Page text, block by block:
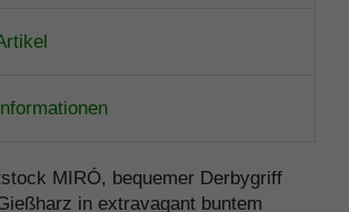
MIRÓ, bequemer Derbygriff
in extravagant buntem